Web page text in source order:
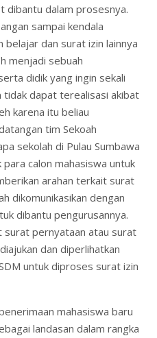
dibantu dalam prosesnya.
sampai kendala
dan surat izin lainnya
menjadi sebuah
didik yang ingin sekali
tidak dapat terealisasi akibat
karena itu beliau
tim Sekoah
sekolah di Pulau Sumbawa
para calon mahasiswa untuk
arahan terkait surat
dikomunikasikan dengan
dibantu pengurusannya.
surat pernyataan atau surat
dan diperlihatkan
untuk diproses surat izin
mahasiswa baru
landasan dalam rangka